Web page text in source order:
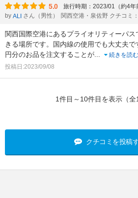
5.0 旅行時期：2023/01（約4年
by ALI さん（男性） 関西空港・泉佐野 クチコミ
関西国際空港にあるプライオリティーパス
きる場所です。国内線の使用でも大丈夫で
円分のお品を注文することが
続きを読む
投稿日:2023/09/08
1件目～10件目を表示（全
クチコミを投稿